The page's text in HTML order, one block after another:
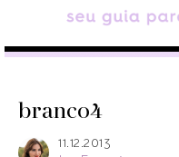
branco4
11.12.2013